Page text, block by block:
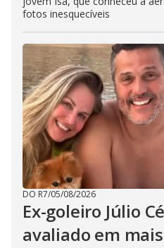
fotos inesquecíveis
DO R7/05/08/2026
Ex-goleiro Júlio
avaliado em